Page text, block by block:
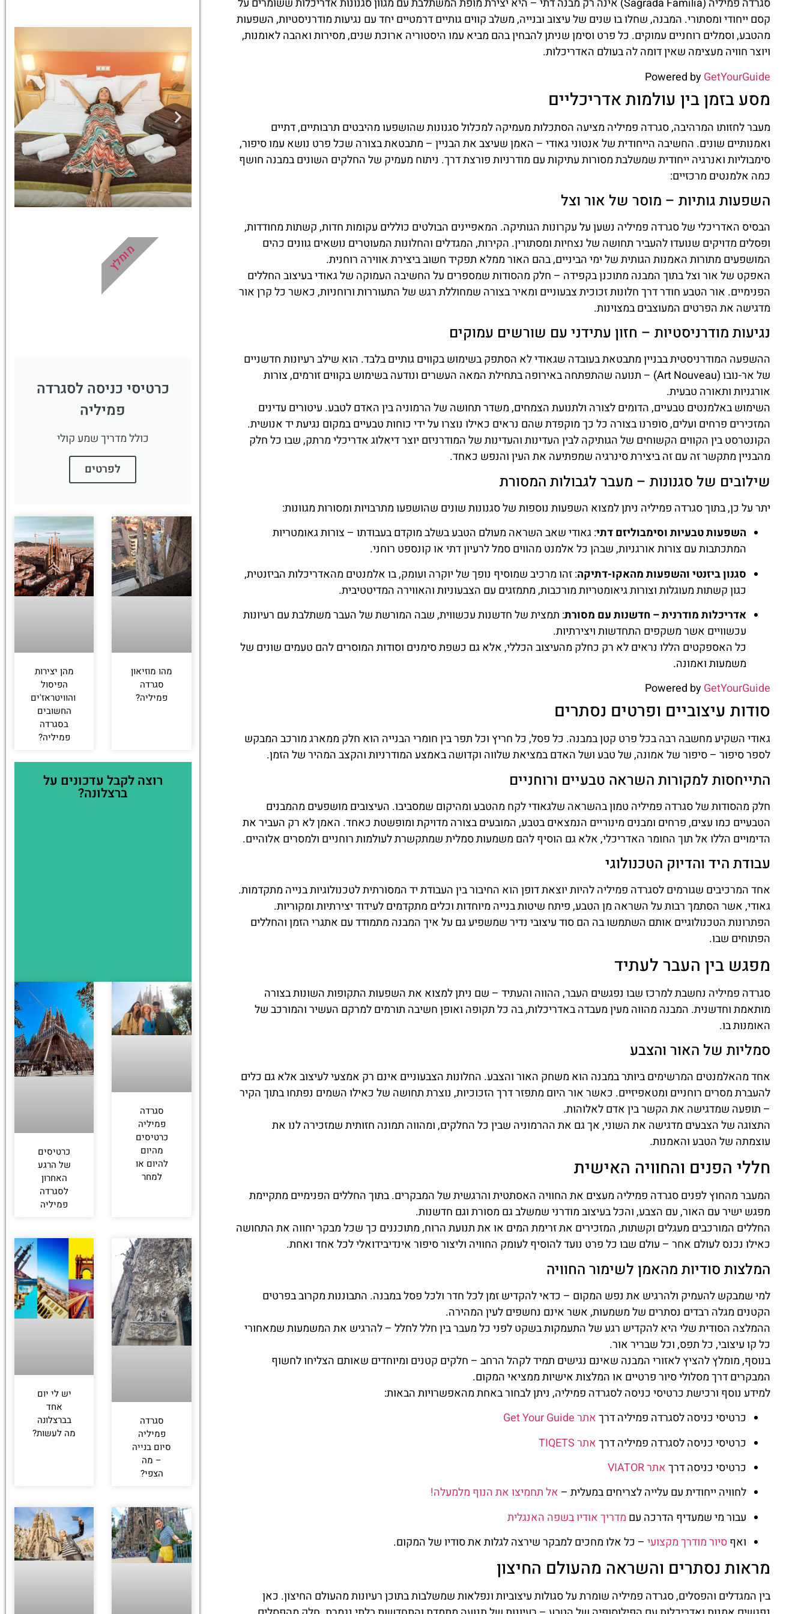
סגרדה פמיליה (Sagrada Familia) אינה רק מבנה דתי – היא יצירת מופת המשתלבת עם מגוון סגנונות אדריכלות ששומרים על
קסם ייחודי ומסתורי. המבנה, שחלו בו שנים של עיצוב ובנייה, משלב קווים גותיים דרמטיים יחד עם נגיעות מודרניסטיות, השפעות
מהטבע, וסמלים רוחניים עמוקים. כל פרט וסימן שניתן להבחין בהם מביא עמו היסטוריה ארוכת שנים, מסירות ואהבה לאומנות,
ויוצר חוויה מעצימה שאין דומה לה בעולם האדריכלות.
Powered byGetYourGuide
מסע בזמן בין עולמות אדריכליים
מעבר לחזותו המרהיבה, סגרדה פמיליה מציעה הסתכלות מעמיקה למכלול סגנונות שהושפעו מהיבטים תרבותיים, דתיים
ואמנותיים שונים. החשיבה הייחודית של אנטוני גאודי – האמן שעיצב את הבניין – מתבטאת בצורה שכל פרט נושא עמו סיפור,
סימבוליות ואנרגיה ייחודית שמשלבת מסורות עתיקות עם מודרניות פורצת דרך. ניתוח מעמיק של החלקים השונים במבנה חושף
כמה אלמנטים מרכזיים:
השפעות גותיות – מוסר של אור וצל
הבסיס האדריכלי של סגרדה פמיליה נשען על עקרונות הגותיקה. המאפיינים הבולטים כוללים עקומות חדות, קשתות מחודדות,
ופסלים מדויקים שנועדו להעביר תחושה של נצחיות ומסתורין. הקירות, המגדלים והחלונות המעוטרים נושאים גוונים כהים
המושפעים מתורות האמנות הגותית של ימי הביניים, בהם האור ממלא תפקיד חשוב ביצירת אווירה רוחנית.
האפקט של אור וצל בתוך המבנה מתוכנן בקפידה – חלק מהסודות שמספרים על החשיבה העמוקה של גאודי בעיצוב החללים
הפנימיים. אור הטבע חודר דרך חלונות זכוכית צבעוניים ומאיר בצורה שמחוללת רגש של התעוררות ורוחניות, כאשר כל קרן אור
מדגישה את הפרטים המעוצבים במצוינות.
נגיעות מודרניסטיות – חזון עתידני עם שורשים עמוקים
ההשפעה המודרניסטית בבניין מתבטאת בעובדה שגאודי לא הסתפק בשימוש בקווים גותיים בלבד. הוא שילב רעיונות חדשניים
של אר-נובו (Art Nouveau) – תנועה שהתפתחה באירופה בתחילת המאה העשרים ונודעה בשימוש בקווים זורמים, צורות
אורגניות ותאורה טבעית.
השימוש באלמנטים טבעיים, הדומים לצורה ולתנועת הצמחים, משדר תחושה של הרמוניה בין האדם לטבע. עיטורים עדינים
המזכירים פרחים ועלים, סופרנו בצורה כל כך מוקפדת שהם נראים כאילו נוצרו על ידי כוחות טבעיים במקום נגיעת יד אנושית.
הקונטרסט בין הקווים הקשוחים של הגותיקה לבין העדינות והעדינות של המודרניזם יוצר דיאלוג אדריכלי מרתק, שבו כל חלק
מהבניין מתקשר זה עם זה ביצירת סינרגיה שמפתיעה את העין והנפש כאחד.
שילובים של סגנונות – מעבר לגבולות המסורת
יתר על כן, בתוך סגרדה פמיליה ניתן למצוא השפעות נוספות של סגנונות שונים שהושפעו מתרבויות ומסורות מגוונות:
השפעות טבעיות וסימבוליזם דתי: גאודי שאב השראה מעולם הטבע בשלב מוקדם בעבודתו – צורות גאומטריות
המתכתבות עם צורות אורגניות, שבהן כל אלמנט מהווים סמל לרעיון דתי או קונספט רוחני.
סגנון ביזנטי והשפעות מהאקו-דתיקה: זהו מרכיב שמוסיף נופך של יוקרה ועומק, בו אלמנטים מהאדריכלות הביזנטית,
כגון קשתות מעוגלות וצורות גיאומטריות מורכבות, מתמזגים עם הצבעוניות והאווירה המדיטטיבית.
אדריכלות מודרנית – חדשנות עם מסורת: תמצית של חדשנות עכשווית, שבה המורשת של העבר משתלבת עם רעיונות
עכשוויים אשר משקפים התחדשות ויצירתיות.
כל האספקטים הללו נראים לא רק כחלק מהעיצוב הכללי, אלא גם כשפת סימנים וסודות המוסרים להם טעמים שונים של
משמעות ואמונה.
Powered byGetYourGuide
סודות עיצוביים ופרטים נסתרים
גאודי השקיע מחשבה רבה בכל פרט קטן במבנה. כל פסל, כל חריץ וכל תפר בין חומרי הבנייה הוא חלק ממארג מורכב המבקש
לספר סיפור – סיפור של אמונה, של טבע ושל האדם במציאת שלווה וקדושה באמצע המודרניות והקצב המהיר של הזמן.
התייחסות למקורות השראה טבעיים ורוחניים
חלק מהסודות של סגרדה פמיליה טמון בהשראה שלגאודי לקח מהטבע ומהיקום שמסביבו. העיצובים מושפעים מהמבנים
הטבעיים כמו עצים, פרחים ומבנים מינוריים הנמצאים בטבע, המובעים בצורה מדויקת ומופשטת כאחד. האמן לא רק העביר את
הדימויים הללו אל תוך החומר האדריכלי, אלא גם הוסיף להם משמעות סמלית שמתקשרת לעולמות רוחניים ולמסרים אלוהיים.
עבודת היד והדיוק הטכנולוגי
אחד המרכיבים שגורמים לסגרדה פמיליה להיות יוצאת דופן הוא החיבור בין העבודת יד המסורתית לטכנולוגיות בנייה מתקדמות.
גאודי, אשר הסתמך רבות על השראה מן הטבע, פיתח שיטות בנייה מיוחדות וכלים מתקדמים לעידוד יצירתיות ומקוריות.
הפתרונות הטכנולוגיים אותם השתמשו בה הם סוד עיצובי נדיר שמשפיע גם על איך המבנה מתמודד עם אתגרי הזמן והחללים
הפתוחים שבו.
מפגש בין העבר לעתיד
סגרדה פמיליה נחשבת למרכז שבו נפגשים העבר, ההווה והעתיד – שם ניתן למצוא את השפעות התקופות השונות בצורה
מותאמת וחדשנית. המבנה מהווה מעין מעבדה באדריכלות, בה כל תקופה ואופן חשיבה תורמים למרקם העשיר והמורכב של
האומנות בו.
סמליות של האור והצבע
אחד מהאלמנטים המרשימים ביותר במבנה הוא משחק האור והצבע. החלונות הצבעוניים אינם רק אמצעי לעיצוב אלא גם כלים
להעברת מסרים רוחניים ומטאפיזיים. כאשר אור היום מתפזר דרך הזכוכיות, נוצרת תחושה של כאילו השמים נפתחו בתוך הקיר
– תופעה שמדגישה את הקשר בין אדם לאלוהות.
התצוגה של הצבעים מדגישה את השוני, אך גם את ההרמוניה שבין כל החלקים, ומהווה תמונה חזותית שמזכירה לנו את
עוצמתה של הטבע והאמנות.
חללי הפנים והחוויה האישית
המעבר מהחוץ לפנים סגרדה פמיליה מעצים את החוויה האסתטית והרגשית של המבקרים. בתוך החללים הפנימיים מתקיימת
מפגש ישיר עם האור, עם הצבע, והכל בעיצוב מודרני שמשלב גם מסורת וגם חדשנות.
החללים המורכבים מעגלים וקשתות, המזכירים את זרימת המים או את תנועת הרוח, מתוכננים כך שכל מבקר יחווה את התחושה
כאילו נכנס לעולם אחר – עולם שבו כל פרט נועד להוסיף לעומק החוויה וליצור סיפור אינדיבידואלי לכל אחד ואחת.
המלצות סודיות מהאמן לשימור החוויה
למי שמבקש להעמיק ולהרגיש את נפש המקום – כדאי להקדיש זמן לכל חדר ולכל פסל במבנה. התבוננות מקרוב בפרטים
הקטנים מגלה רבדים נסתרים של משמעות, אשר אינם נחשפים לעין המהירה.
ההמלצה הסודית שלי היא להקדיש רגע של התעמקות בשקט לפני כל מעבר בין חלל לחלל – להרגיש את המשמעות שמאחורי
כל קו עיצובי, כל תפס, וכל שבריר אור.
בנוסף, מומלץ להציץ לאזורי המבנה שאינם נגישים תמיד לקהל הרחב – חלקים קטנים ומיוחדים שאותם הצליחו לחשוף
המבקרים דרך מסלולי סיור פרטיים או המלצות אישיות ממציאי המקום.
למידע נוסף ורכישת כרטיסי כניסה לסגרדה פמיליה, ניתן לבחור באחת מהאפשרויות הבאות:
כרטיסי כניסה לסגרדה פמיליה דרךאתר Get Your Guide
כרטיסי כניסה לסגרדה פמיליה דרךאתר TIQETS
כרטיסי כניסה דרךאתר VIATOR
לחוויה ייחודית עם עלייה לצריחים במעלית – אל תחמיצו את הנוף מלמעלה!
עבור מי שמעדיף הדרכה עם מדריך אודיו בשפה האנגלית
ואףסיור מודרך מקצועי– כל אלו מחכים למבקר שירצה לגלות את סודיו של המקום.
מראות נסתרים והשראה מהעולם החיצון
בין המגדלים והפסלים, סגרדה פמיליה שומרת על סגולות עיצוביות ונפלאות שמשלבות בתוכן רעיונות מהעולם החיצון. כאן
מלונות
מציאת מלון
מומלץ?
כרטיסי כניסה לסגרדה
פמיליה
כולל מדריך שמע קולי
לפרטים
מומלץ
מהו מוזיאון
סגרדה
פמיליה?
מהן יצירות
הפיסול
והוויטראז'ים
החשובים
בסגרדה
פמיליה?
רוצה לקבל עדכונים על
ברצלונה?
סגרדה
פמיליה
כרטיסים
מהיום
להיום או
למחר
כרטיסים
של הרגע
האחרון
לסגרדה
פמיליה
סגרדה
פמיליה
סיום בנייה
– מה
הצפי?
יש לי יום
אחד
בברצלונה
מה לעשות?